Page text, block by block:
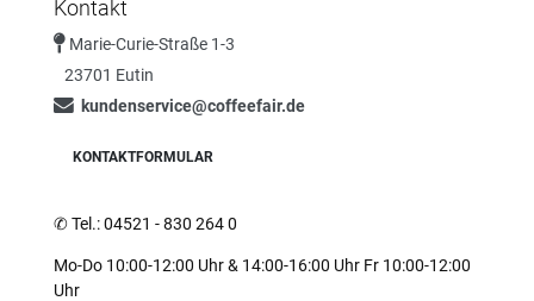
Kontakt
Marie-Curie-Straße 1-3
23701 Eutin
kundenservice@coffeefair.de
KONTAKTFORMULAR
✆Tel.: 04521 - 830 264 0
Mo-Do 10:00-12:00 Uhr & 14:00-16:00 Uhr Fr 10:00-12:00
Uhr